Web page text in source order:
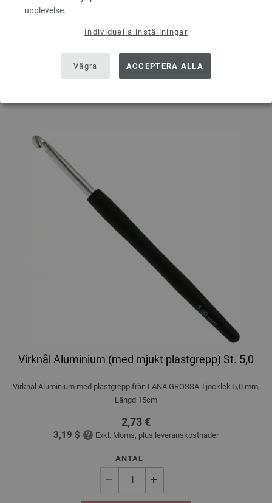
upplevelse.
Individuella inställningar
Vägra ACCEPTERA ALLA
I VARUKORGEN
Virknål Aluminium (med mjukt plastgrepp) St. 5,0
Virknål Aluminium med plastgrepp från LANA GROSSA Tjocklek 5,0 mm,
Längd 15cm
2,73 €
3,19 $ Exkl. Moms, plus leveranskostnader
ANTAL